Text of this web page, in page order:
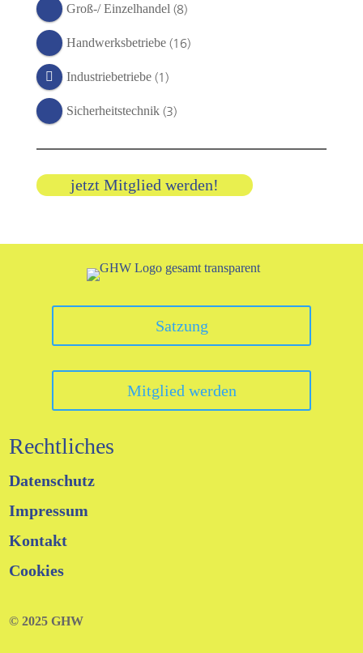
Groß-/ Einzelhandel (8)
Handwerksbetriebe (16)
Industriebetriebe (1)
Sicherheitstechnik (3)
jetzt Mitglied werden!
Satzung
Mitglied werden
Rechtliches
Datenschutz
Impressum
Kontakt
Cookies
© 2025 GHW